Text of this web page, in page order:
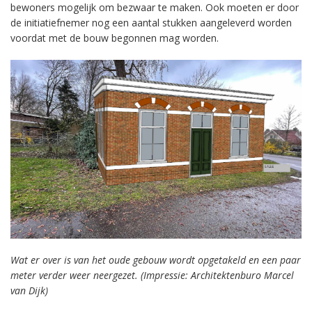
bewoners mogelijk om bezwaar te maken. Ook moeten er door
de initiatiefnemer nog een aantal stukken aangeleverd worden
voordat met de bouw begonnen mag worden.
Wat er over is van het oude gebouw wordt opgetakeld en een paar
meter verder weer neergezet. (Impressie: Architektenburo Marcel
van Dijk)